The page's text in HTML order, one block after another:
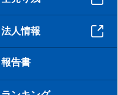
法人情報
報告書